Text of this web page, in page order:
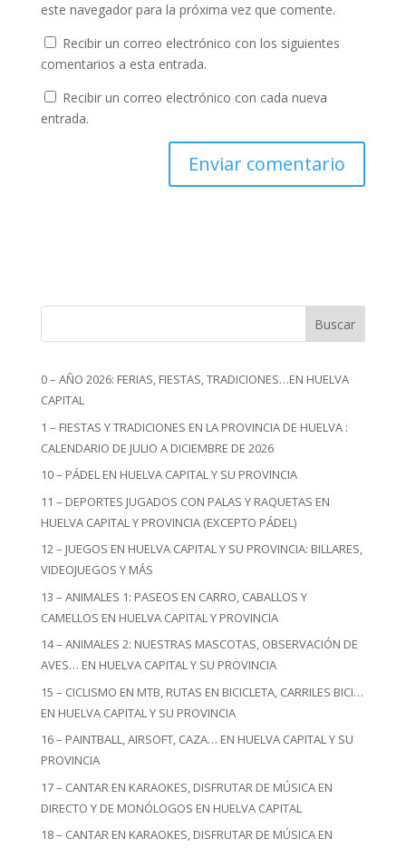
este navegador para la próxima vez que comente.
Recibir un correo electrónico con los siguientes
comentarios a esta entrada.
Recibir un correo electrónico con cada nueva
entrada.
Buscar
0 – AÑO 2026: FERIAS, FIESTAS, TRADICIONES…EN HUELVA
CAPITAL
1 – FIESTAS Y TRADICIONES EN LA PROVINCIA DE HUELVA :
CALENDARIO DE JULIO A DICIEMBRE DE 2026
10 – PÁDEL EN HUELVA CAPITAL Y SU PROVINCIA
11 – DEPORTES JUGADOS CON PALAS Y RAQUETAS EN
HUELVA CAPITAL Y PROVINCIA (EXCEPTO PÁDEL)
12 – JUEGOS EN HUELVA CAPITAL Y SU PROVINCIA: BILLARES,
VIDEOJUEGOS Y MÁS
13 – ANIMALES 1: PASEOS EN CARRO, CABALLOS Y
CAMELLOS EN HUELVA CAPITAL Y PROVINCIA
14 – ANIMALES 2: NUESTRAS MASCOTAS, OBSERVACIÓN DE
AVES… EN HUELVA CAPITAL Y SU PROVINCIA
15 – CICLISMO EN MTB, RUTAS EN BICICLETA, CARRILES BICI…
EN HUELVA CAPITAL Y SU PROVINCIA
16 – PAINTBALL, AIRSOFT, CAZA… EN HUELVA CAPITAL Y SU
PROVINCIA
17 – CANTAR EN KARAOKES, DISFRUTAR DE MÚSICA EN
DIRECTO Y DE MONÓLOGOS EN HUELVA CAPITAL
18 – CANTAR EN KARAOKES, DISFRUTAR DE MÚSICA EN